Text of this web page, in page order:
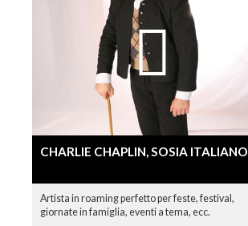
CHARLIE CHAPLIN, SOSIA ITALIANO
Artista in roaming perfetto per feste, festival,
giornate in famiglia, eventi a tema, ecc.